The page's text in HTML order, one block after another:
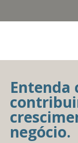
Entenda
negócio.